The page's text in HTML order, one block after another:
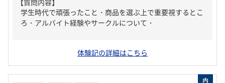
【質問内容】
学生時代で頑張ったこと・商品を選ぶ上で重要視するとこ
ろ・アルバイト経験やサークルについて・
体験記の詳細はこちら